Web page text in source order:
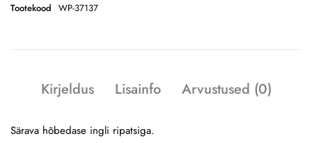
Tootekood WP-37137
Kirjeldus Lisainfo Arvustused (0)
Särava hõbedase ingli ripatsiga.